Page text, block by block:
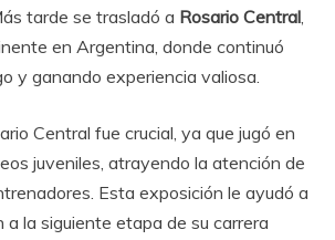
tarde se trasladó a Rosario Central,
en Argentina, donde continuó
y ganando experiencia valiosa.
Central fue crucial, ya que jugó en
juveniles, atrayendo la atención de
Esta exposición le ayudó a
a la siguiente etapa de su carrera